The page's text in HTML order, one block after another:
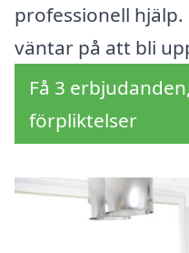
professionell
väntar på att bli
Få 3
förpliktelser